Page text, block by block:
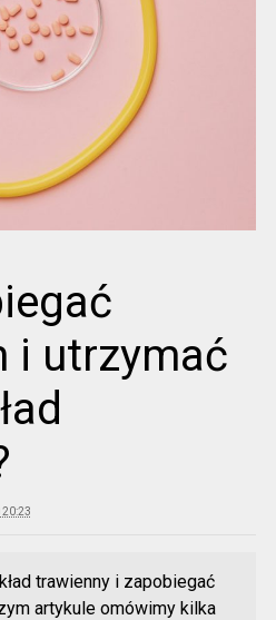
i utrzymać
trawienny i zapobiegać
artykule omówimy kilka